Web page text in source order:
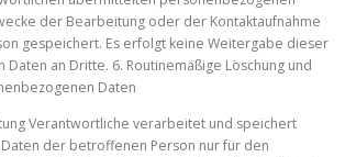
der Bearbeitung oder der Kontaktaufnahme
gespeichert. Es erfolgt keine Weitergabe dieser
an Dritte. 6. Routinemäßige Löschung und
Daten
Verantwortliche verarbeitet und speichert
der betroffenen Person nur für den